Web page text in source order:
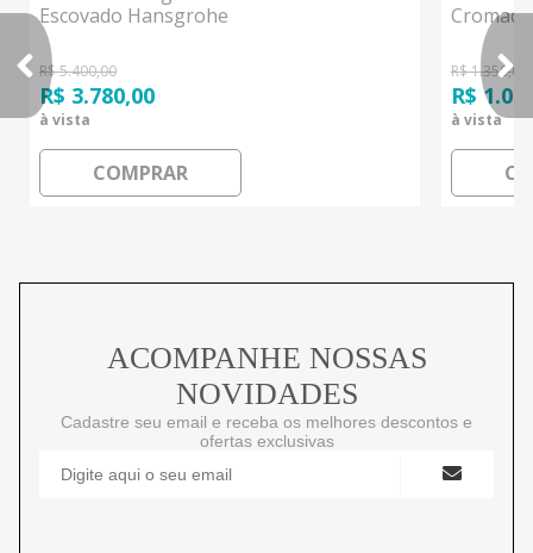
Escovado Hansgrohe
R$ 5.400,00
R$ 3.780,00
à vista
COMPRAR
R$ 1.350,00
R$
à vista
ACOMPANHE NOSSAS
NOVIDADES
Cadastre seu email e receba os melhores descontos e
ofertas exclusivas